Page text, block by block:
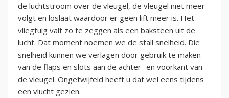
de luchtstroom over de vleugel, de vleugel niet meer
volgt en loslaat waardoor er geen lift meer is. Het
vliegtuig valt zo te zeggen als een baksteen uit de
lucht. Dat moment noemen we de stall snelheid. Die
snelheid kunnen we verlagen door gebruik te maken
van de flaps en slots aan de achter- en voorkant van
de vleugel. Ongetwijfeld heeft u dat wel eens tijdens
een vlucht gezien.